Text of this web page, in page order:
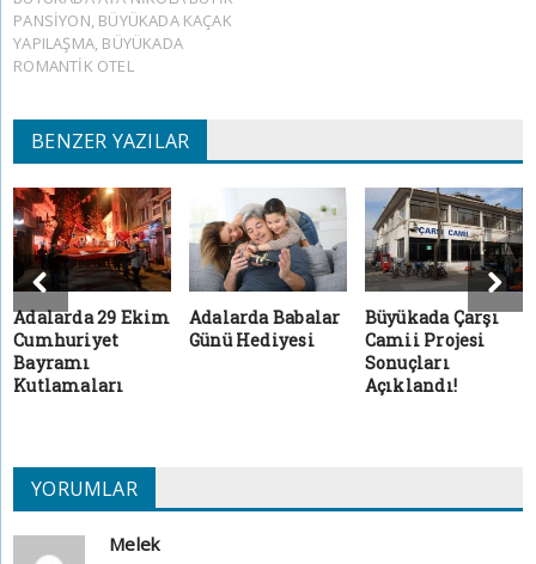
PANSIYON BÜYÜKADA KAÇAK
YAPILAŞMA, BÜYÜKADA
ROMANTIK OTEL
BENZER YAZILAR
Adalarda 29 Ekim
Cumhuriyet
Bayramı
Kutlamaları
Adalarda Babalar
Günü Hediyesi
Büyükada Çarşı
Camii Projesi
Sonuçları
Açıklandı!
YORUMLAR
Melek